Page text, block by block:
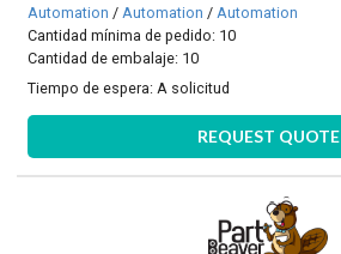
Automation / Automation / Automation
Cantidad mínima de pedido: 10
Cantidad de embalaje: 10
Tiempo de espera:A solicitud
REQUEST QUOTE